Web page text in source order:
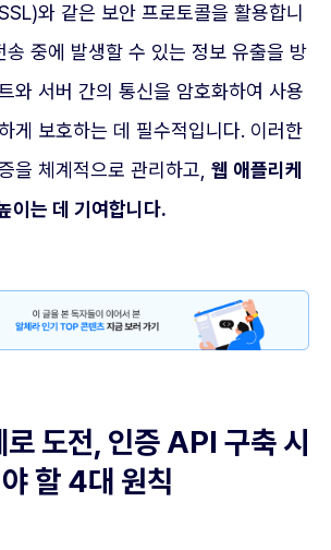
와 같은 보안 프로토콜을 활용합니
송 중에 발생할 수 있는 정보 유출을 방
와 서버 간의 통신을 암호화하여 사용
게 보호하는 데 필수적입니다. 이러한
을 체계적으로 관리하고, 웹 애플리케
이는 데 기여합니다.
도전, 인증 API 구축 시
할 4대 원칙